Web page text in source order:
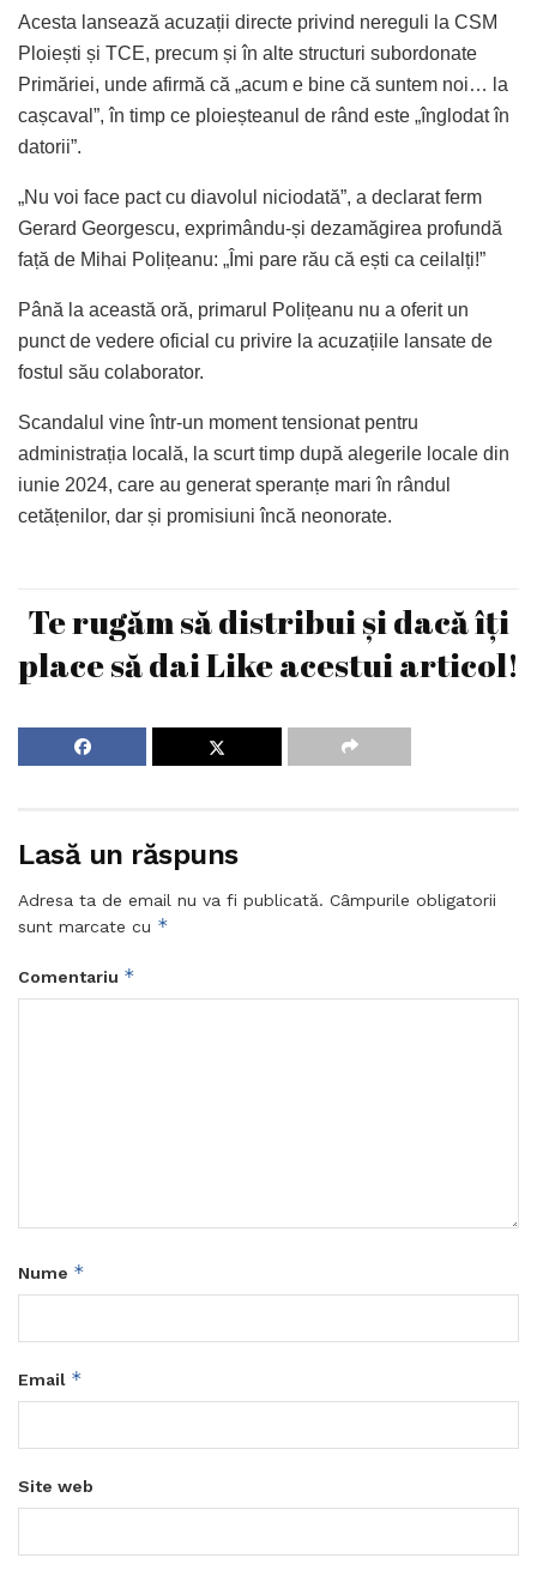
Acesta lansează acuzații directe privind nereguli la CSM
Ploiești și TCE, precum și în alte structuri subordonate
Primăriei, unde afirmă că „acum e bine că suntem noi… la
cașcaval”, în timp ce ploieșteanul de rând este „înglodat în
datorii”.
„Nu voi face pact cu diavolul niciodată”, a declarat ferm
Gerard Georgescu, exprimându-și dezamăgirea profundă
față de Mihai Polițeanu: „Îmi pare rău că ești ca ceilalți!”
Până la această oră, primarul Polițeanu nu a oferit un
punct de vedere oficial cu privire la acuzațiile lansate de
fostul său colaborator.
Scandalul vine într-un moment tensionat pentru
administrația locală, la scurt timp după alegerile locale din
iunie 2024, care au generat speranțe mari în rândul
cetățenilor, dar și promisiuni încă neonorate.
Te rugăm să distribui și dacă îți
place să dai Like acestui articol!
Lasă un răspuns
Adresa ta de email nu va fi publicată. Câmpurile obligatorii
sunt marcate cu *
Comentariu *
Nume *
Email *
Site web